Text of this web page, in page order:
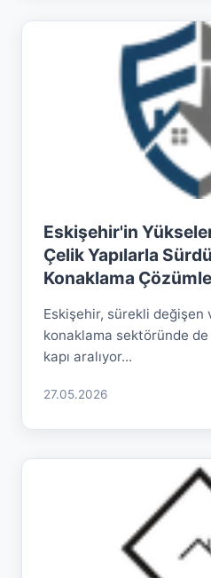
Eskişehir'in
Çelik Yapılarla
Konaklama
Eskişehir, sürekli değişen
konaklama sektöründe
kapı aralıyor...
27.05.2026